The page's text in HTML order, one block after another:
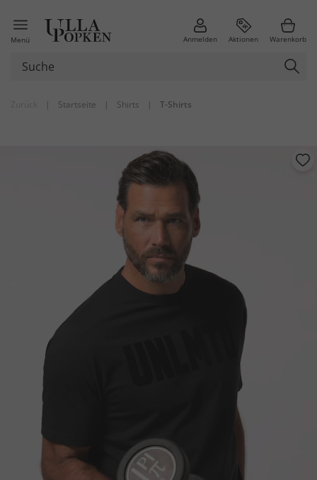
Menü Anmelden Aktionen Warenkorb
| Startseite | Shirts | T-Shirts